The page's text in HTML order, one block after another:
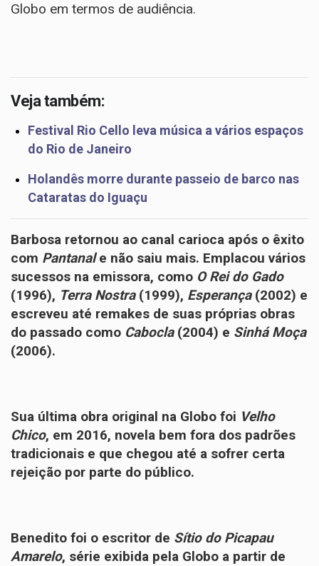
Globo em termos de audiência.
Veja também:
Festival Rio Cello leva música a vários espaços
do Rio de Janeiro
Holandês morre durante passeio de barco nas
Cataratas do Iguaçu
Barbosa retornou ao canal carioca após o êxito
com Pantanale não saiu mais. Emplacou vários
sucessos na emissora, como O Rei do Gado
(1996), Terra Nostra(1999), Esperança(2002) e
escreveu até remakes de suas próprias obras
do passado como Cabocla(2004) e Sinhá Moça
(2006).
Sua última obra original na Globo foi Velho
Chico, em 2016, novela bem fora dos padrões
tradicionais e que chegou até a sofrer certa
rejeição por parte do público.
Benedito foi o escritor de Sítio do Picapau
Amarelo, série exibida pela Globo a partir de